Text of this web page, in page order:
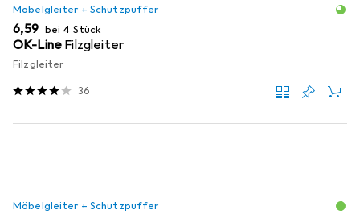
Möbelgleiter + Schutzpuffer
EUR
6,59 bei 4 Stück
OK-Line Filzgleiter
Filzgleiter
36
Möbelgleiter + Schutzpuffer